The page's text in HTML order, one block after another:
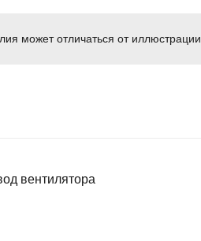
может отличаться от иллюстрации
вентилятора